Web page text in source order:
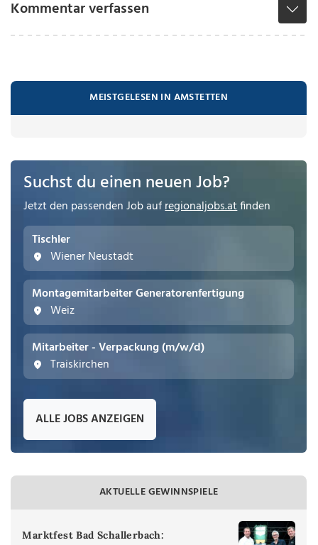
Kommentar verfassen
MEISTGELESEN IN AMSTETTEN
Suchst du einen neuen Job?
Jetzt den passenden Job aufregionaljobs.atfinden
Tischler
Wiener Neustadt
Montagemitarbeiter Generatorenfertigung
Weiz
Mitarbeiter - Verpackung (m/w/d)
Traiskirchen
ALLE JOBS ANZEIGEN
AKTUELLE GEWINNSPIELE
Marktfest Bad Schallerbach: